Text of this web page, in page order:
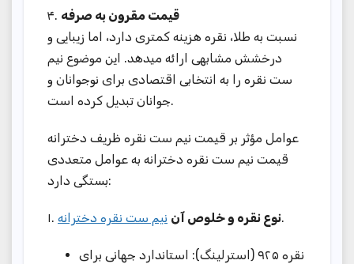
۴. قیمت مقرون به صرفه
نسبت به طلا، نقره هزینه کمتری دارد، اما زیبایی و
درخشش مشابهی ارائه میدهد. این موضوع نیم
ست نقره را به انتخابی اقتصادی برای نوجوانان و
جوانان تبدیل کرده است.
عوامل مؤثر بر قیمت نیم ست نقره ظریف دخترانه
قیمت نیم ست نقره دخترانه به عوامل متعددی
بستگی دارد:
۱. نوع نقره و خلوص آن نیم ست نقره دخترانه .
نقره ۹۲۵ (استرلینگ): استاندارد جهانی برای